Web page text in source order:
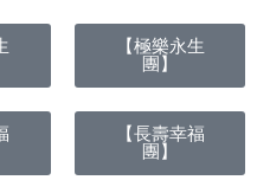
【極樂永生
團】
【長壽幸福
團】